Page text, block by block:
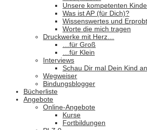
Unsere kompetenten
Was ist AP (für Dich)?
Wissenswertes und
Worte die mich tragen
Druckwerke mit Herz…
…für Groß
…für Klein
Interviews
Schau Dir mal Dein Kind
Wegweiser
Bindungsblogger
Bücherliste
Angebote
Online-Angebote
Kurse
Fortbildungen